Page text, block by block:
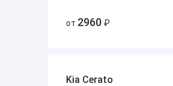
от 2960 ₽
Kia Cerato